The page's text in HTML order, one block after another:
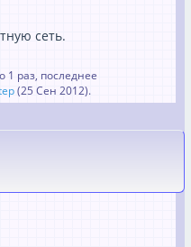
сеть.
раз, последнее
(25 Сен 2012).